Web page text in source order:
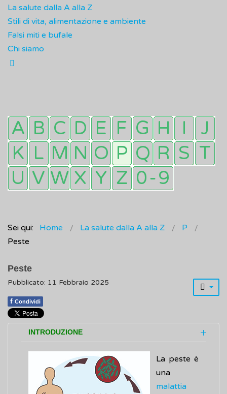
La salute dalla A alla Z
Stili di vita, alimentazione e ambiente
Falsi miti e bufale
Chi siamo
Sei qui: Home La salute dalla A alla Z
P
Peste
Peste
Pubblicato: 11 Febbraio 2025
f Condividi
INTRODUZIONE
La peste è
una
malattia